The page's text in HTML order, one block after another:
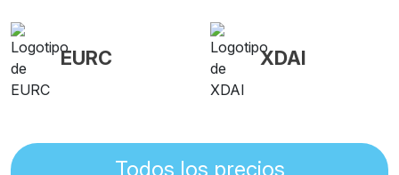
EURC XDAI
Todos los precios